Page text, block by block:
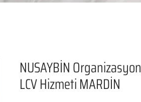
NUSAYBİN Organizasyon
LCV Hizmeti MARDİN